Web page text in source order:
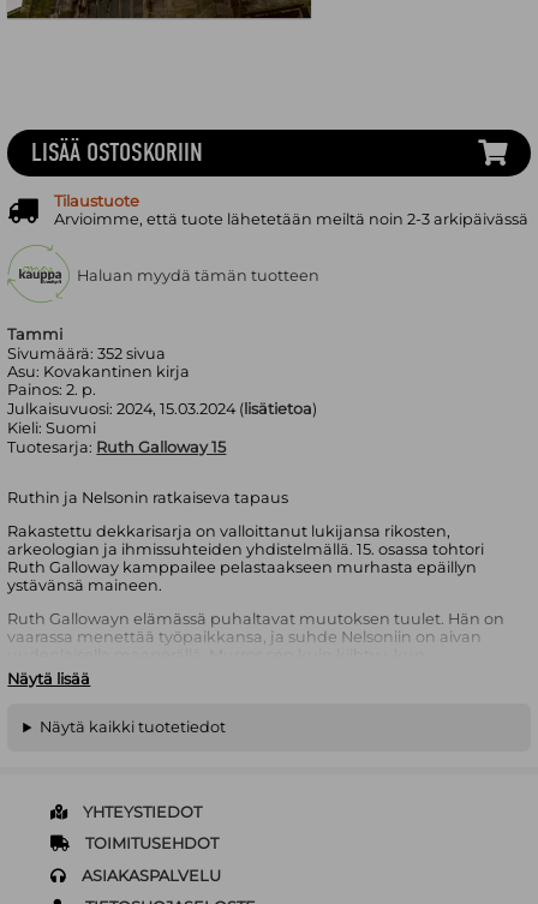
Tammi
Sivumäärä:352 sivua
Asu: Kovakantinen kirja
Painos:2. p.
Julkaisuvuosi:2024, 15.03.2024 ( lisätietoa)
Kieli:Suomi
Tuotesarja: Ruth Galloway 15
Ruthin ja Nelsonin ratkaiseva tapaus
Rakastettu dekkarisarja on valloittanut lukijansa rikosten,
arkeologian ja ihmissuhteiden yhdistelmällä. 15. osassa tohtori
Ruth Galloway kamppailee pelastaakseen murhasta epäillyn
ystävänsä maineen.
Ruth Gallowayn elämässä puhaltavat muutoksen tuulet. Hän on
vaarassa menettää työpaikkansa, ja suhde Nelsoniin on aivan
remontoitavasta kahvilasta löytyy 20 vuotta sitten kadonneen
naisen luuranko ja selviää, että Ruthin ystävä Cathbad liittyy
syyllisyyttään, vai onko hän karmeassa vaarassa? Kun tulilinjalle
”Herkullinen sekoitus Neiti Marplea ja Sydämen asialla -
tunnelmaa.” SATU RÄMÖ
Elly Griffiths(s. 1963) on englantilainen kirjailija, joka tunnetaan
parhaiten arkeologi Ruth Gallowayn rakastetuista seikkailuista.
Näytä lisää
LISÄÄ OSTOSKORIIN
Tilaustuote
Arvioimme, että tuote lähetetään meiltä noin 2-3 arkipäivässä
Haluan myydä tämän tuotteen
Näytä kaikki tuotetiedot
YHTEYSTIEDOT
TOIMITUSEHDOT
ASIAKASPALVELU